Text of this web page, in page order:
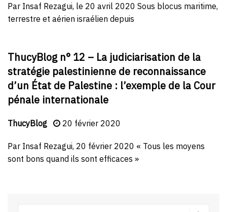
Par Insaf Rezagui, le 20 avril 2020 Sous blocus maritime,
terrestre et aérien israélien depuis
ThucyBlog n° 12 – La judiciarisation de la
stratégie palestinienne de reconnaissance
d’un État de Palestine : l’exemple de la Cour
pénale internationale
ThucyBlog 20 février 2020
Par Insaf Rezagui, 20 février 2020 « Tous les moyens
sont bons quand ils sont efficaces »